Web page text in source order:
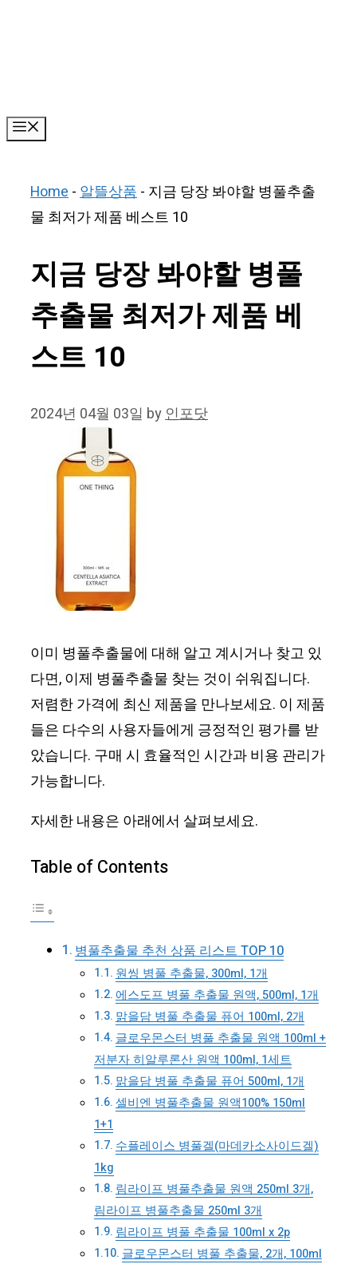
Home-알뜰상품- 지금 당장 봐야할 병풀추출
물 최저가 제품 베스트 10
지금 당장 봐야할 병풀
추출물 최저가 제품 베
스트 10
2024년 04월 03일 by인포닷
이미 병풀추출물에 대해 알고 계시거나 찾고 있
다면, 이제 병풀추출물 찾는 것이 쉬워집니다.
저렴한 가격에 최신 제품을 만나보세요. 이 제품
들은 다수의 사용자들에게 긍정적인 평가를 받
았습니다. 구매 시 효율적인 시간과 비용 관리가
가능합니다.
자세한 내용은 아래에서 살펴보세요.
Table of Contents
병풀추출물 추천 상품 리스트 TOP 10
원씽 병풀 추출물, 300ml, 1개
에스도프 병풀 추출물 원액, 500ml, 1개
맑을담 병풀 추출물 퓨어 100ml, 2개
글로우몬스터 병풀 추출물 원액 100ml +
저분자 히알루론산 원액 100ml, 1세트
맑을담 병풀 추출물 퓨어 500ml, 1개
셀비엔 병풀추출물 원액100% 150ml
1+1
수플레이스 병풀겔(마데카소사이드겔)
1kg
림라이프 병풀추출물 원액 250ml 3개,
림라이프 병풀추출물 250ml 3개
림라이프 병풀 추출물 100ml x 2p
글로우몬스터 병풀 추출물, 2개, 100ml